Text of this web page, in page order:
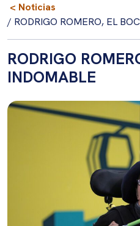
< Noticias
/ RODRIGO ROMERO, EL
RODRIGO
INDOMABLE